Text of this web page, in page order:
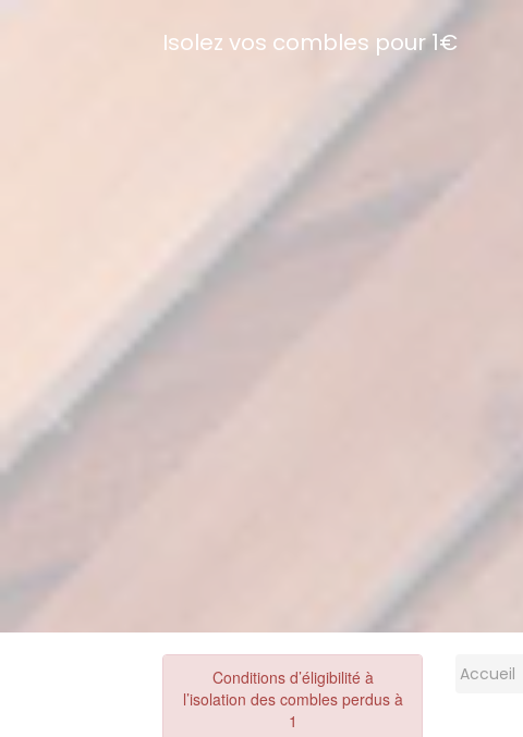
Isolez vos combles pour 1€
Conditions d’éligibilité à
l’isolation des combles perdus à
1
Accueil